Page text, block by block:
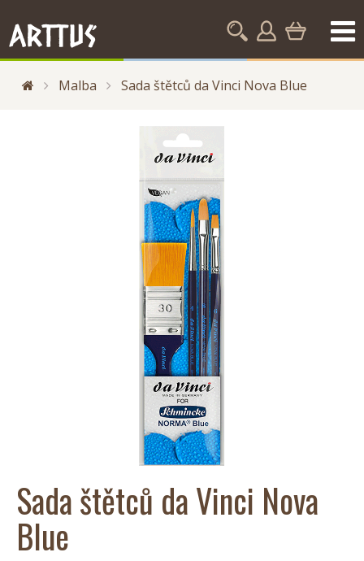
Malba Sada štětců da Vinci Nova Blue
Sada štětců da Vinci Nova
Blue